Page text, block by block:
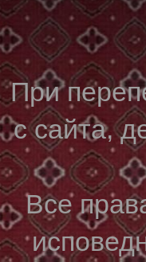
При
с сайта,
Все